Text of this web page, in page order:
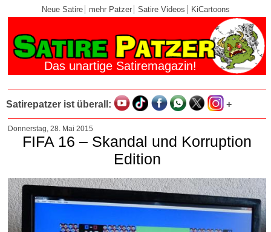
Neue Satire mehr Patzer Satire Videos KiCartoons
Das unartige Satiremagazin!
Satirepatzer ist überall: +
Donnerstag, 28. Mai 2015
FIFA 16 – Skandal und Korruption
Edition